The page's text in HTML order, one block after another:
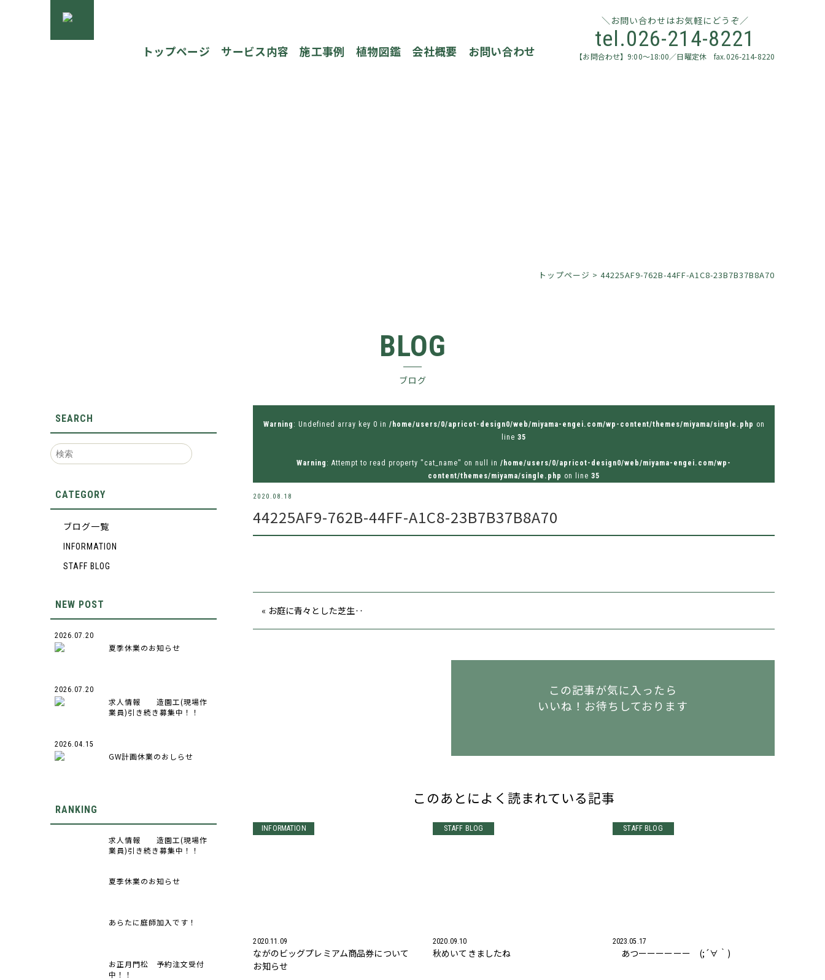
トップページ サービス内容 施工事例 植物図鑑 会社概要 お問い合わせ
お問い合わせはお気軽にどうぞ
tel.026-214-8221
【お問合わせ】9:00～18:00／日曜定休 fax.026-214-8220
トップページ > 44225AF9-762B-44FF-A1C8-23B7B37B8A70
BLOG
ブログ
Warning : Undefined array key 0 in /home/users/0/apricot-design0/web/miyama-engei.com/wp-content/themes/miyama/single.php on
line35
Warning : Attempt to read property "cat_name" on null in/home/users/0/apricot-design0/web/miyama-engei.com/wp-
content/themes/miyama/single.php on line35
2020.08.18
44225AF9-762B-44FF-A1C8-23B7B37B8A70
« お庭に青々とした芝生‥
この記事が気に入ったら
いいね！ お待ちしております
このあとによく読まれている記事
INFORMATION
2020.11.09
ながのビッグプレミアム商品券について
お知らせ
STAFF BLOG
2020.09.10
秋めいてきましたね
STAFF BLOG
2023.05.17
あつーーーーーー (;´∀｀)
SEARCH
CATEGORY
ブログ一覧
INFORMATION
STAFF BLOG
NEW POST
2026.07.20
夏季休業のお知らせ
2026.07.20
求人情報 造園工(現場作
業員)引き続き募集中！！
2026.04.15
GW計画休業のおしらせ
RANKING
求人情報 造園工(現場作
業員)引き続き募集中！！
夏季休業のお知らせ
あらたに庭師加入です！
お正月門松 予約注文受付
中！！